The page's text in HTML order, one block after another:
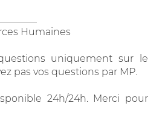
Humaines
uniquement sur le
pas vos questions par MP.
24h/24h. Merci pour